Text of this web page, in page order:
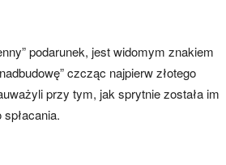
podarunek, jest widomym znakiem
czcząc najpierw złotego
przy tym, jak sprytnie została im